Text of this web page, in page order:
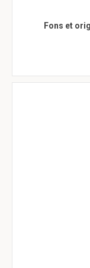
Fons et